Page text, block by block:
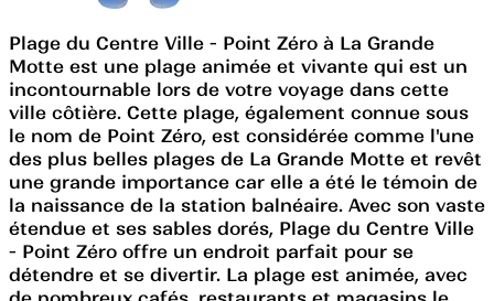
Plage du Centre Ville - Point Zéro à La Grande
Motte est une plage animée et vivante qui est un
incontournable lors de votre voyage dans cette
ville côtière. Cette plage, également connue sous
le nom de Point Zéro, est considérée comme l'une
des plus belles plages de La Grande Motte et revêt
une grande importance car elle a été le témoin de
la naissance de la station balnéaire. Avec son vaste
étendue et ses sables dorés, Plage du Centre Ville
- Point Zéro offre un endroit parfait pour se
détendre et se divertir. La plage est animée, avec